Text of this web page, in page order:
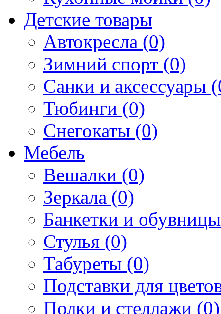
Детские товары
Автокресла (0)
Зимний спорт (0)
Санки и аксессуары
Тюбинги (0)
Снегокаты (0)
Мебель
Вешалки (0)
Зеркала (0)
Банкетки и
Стулья (0)
Табуреты (0)
Подставки для
Полки и стеллажи (0)